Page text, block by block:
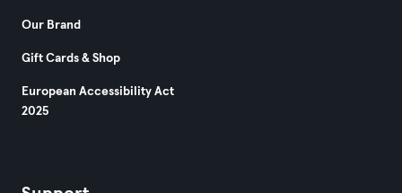
Our Brand
Gift Cards & Shop
European Accessibility Act
2025